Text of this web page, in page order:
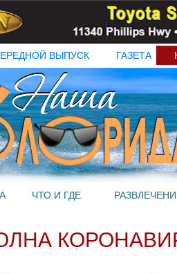
ВЫПУСК ГАЗЕТА
ЧТО И ГДЕ